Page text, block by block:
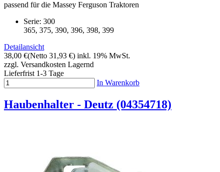
passend für die Massey Ferguson Traktoren
Serie: 300
365, 375, 390, 396, 398, 399
Detailansicht
38,00 €(Netto 31,93 €) inkl. 19% MwSt.
zzgl. Versandkosten Lagernd
Lieferfrist 1-3 Tage
In Warenkorb
Haubenhalter - Deutz (04354718)